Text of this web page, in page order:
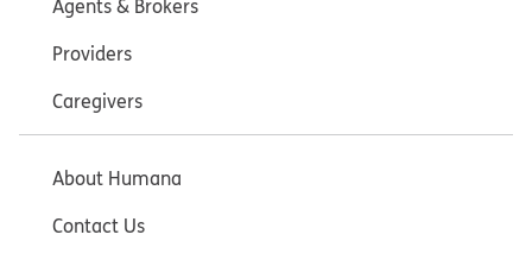
Agents & Brokers
Providers
Caregivers
About Humana
Contact Us